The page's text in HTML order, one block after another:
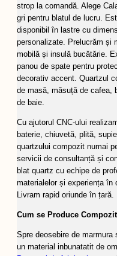
strop la comandă. Alege
gri pentru blatul de lucru.
disponibil în lastre cu
personalizate. Prelucrăm și
mobilă și insulă bucătărie.
panou de spate pentru
decorativ accent. Quartzul
de masă, măsuță de cafea,
de baie.
Cu ajutorul CNC-ului
baterie, chiuvetă, plită,
quartzului compozit numai
servicii de consultanță și
blat quartz cu echipe de
materialelor și experiența în
Livram rapid oriunde în țară.
Cum se Produce
Spre deosebire de
un material inbunatatit de